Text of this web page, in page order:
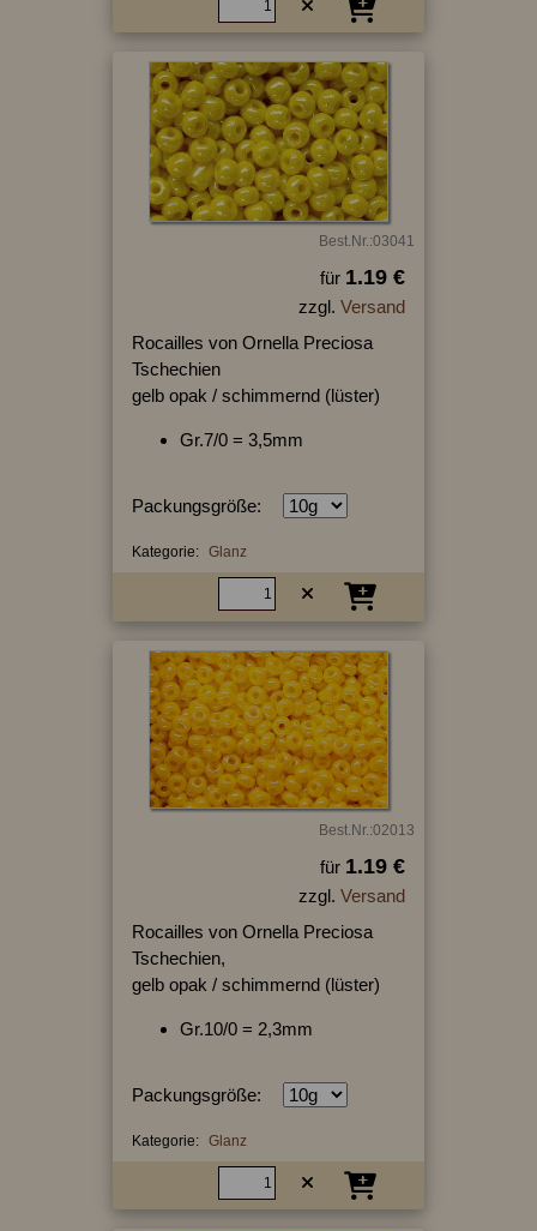
Best.Nr.:03041
für 1.19 €
zzgl. Versand
Rocailles von Ornella Preciosa
Tschechien
gelb opak / schimmernd (lüster)
Gr.7/0 = 3,5mm
Packungsgröße:
Kategorie: Glanz
Best.Nr.:02013
für 1.19 €
zzgl. Versand
Rocailles von Ornella Preciosa
Tschechien,
gelb opak / schimmernd (lüster)
Gr.10/0 = 2,3mm
Packungsgröße:
Kategorie: Glanz